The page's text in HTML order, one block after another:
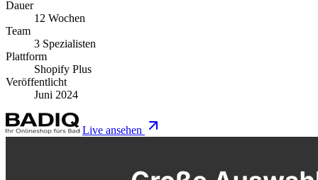
Dauer
12 Wochen
Team
3 Spezialisten
Plattform
Shopify Plus
Veröffentlicht
Juni 2024
Live ansehen